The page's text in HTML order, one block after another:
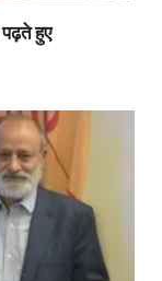
हुए